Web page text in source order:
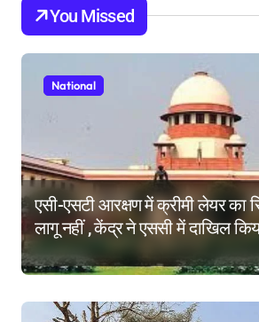
You Missed
National
एसी-एसटी आरक्षण में क्रीमी लेयर का
लागू नहीं , केंद्र ने एससी में दाखिल
हलफनामा; याचिकाएं खारिज करने की